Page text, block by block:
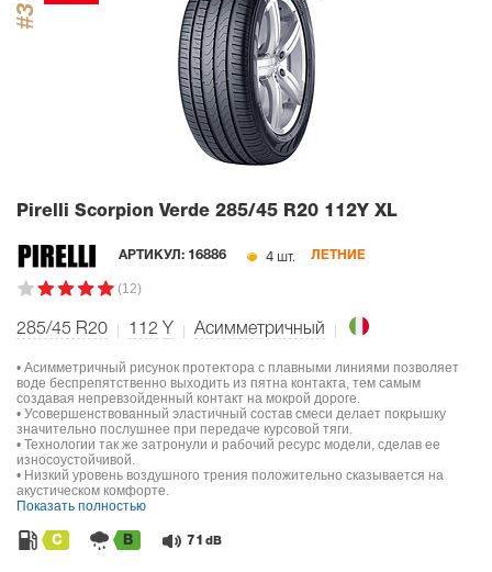
#3
Pirelli Scorpion Verde 285/45 R20 112Y XL
АРТИКУЛ: 16886 4 шт. ЛЕТНИЕ
(12)
285/45 R20 112 Y Асимметричный
• Асимметричный рисунок протектора с плавными линиями позволяет
воде беспрепятственно выходить из пятна контакта, тем самым
создавая непревзойденный контакт на мокрой дороге.
• Усовершенствованный эластичный состав смеси делает покрышку
значительно послушнее при передаче курсовой тяги.
• Технологии так же затронули и рабочий ресурс модели, сделав ее
износоустойчивой.
• Низкий уровень воздушного трения положительно сказывается на
акустическом комфорте.
Показать полностью
C B 71 dB